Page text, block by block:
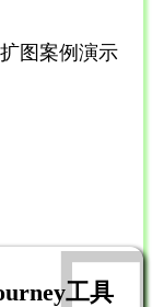
图案例演示
工具